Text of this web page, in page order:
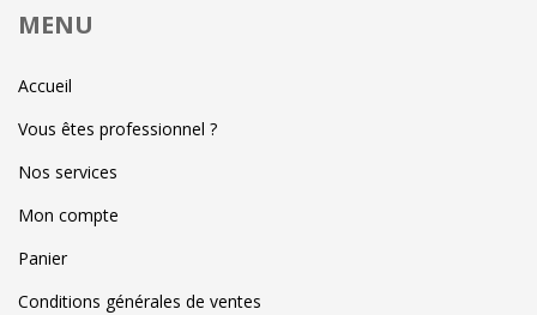
MENU
Accueil
Vous êtes professionnel ?
Nos services
Mon compte
Panier
Conditions générales de ventes